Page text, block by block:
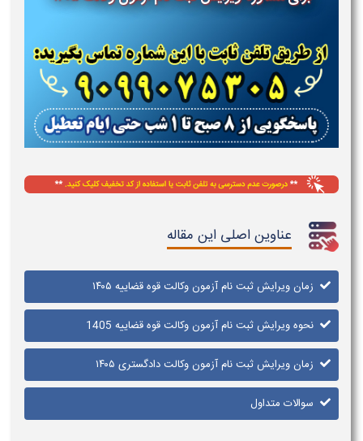
عناوین اصلی این مقاله
زمان ویرایش ثبت نام آزمون وکالت قوه قضاییه ۱۴۰۵
نحوه ویرایش ثبت نام آزمون وکالت قوه قضاییه 1405
زمان ویرایش ثبت نام آزمون وکالت دادگستری ۱۴۰۵
سوالات متداول